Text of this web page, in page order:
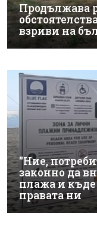
Продължава
взриви на
"Ние,
законно да
плажа и къде
правата ни